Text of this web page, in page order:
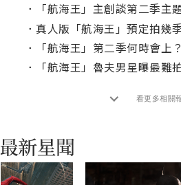
．
「航海王」主創談第二季主
． 真人版「航海王」預定拍幾
．
「航海王」第二季何時會上？
．
「航海王」魯夫男星曝最難
看更多相關